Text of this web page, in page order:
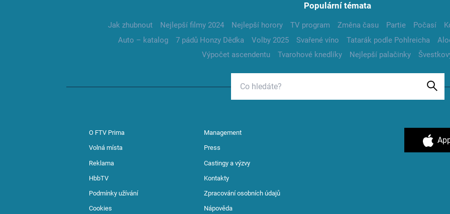
Populární témata
Jak zhubnout Nejlepší filmy 2024 Nejlepší horory TV program Změna času Partie Počasí
Auto – katalog
7 pádů Honzy Dědka Volby 2025 Svařené víno Tatarák podle Pohlreicha
Výpočet ascendentu
Tvarohové knedlíky Nejlepší palačinky
O FTV Prima Management
Volná místa Press
Reklama Castingy a výzvy
HbbTV Kontakty
Podmínky užívání Zpracování osobních údajů
Cookies Nápověda